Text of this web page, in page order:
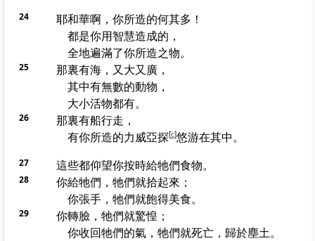
24
耶和華啊，你所造的何其多！
都是你用智慧造成的，
全地遍滿了你所造之物。
25
那裏有海，又大又廣，
其中有無數的動物，
大小活物都有。
26
那裏有船行走，
有你所造的力威亞探[c]悠游在其中。
27 這些都仰望你按時給牠們食物。
28
你給牠們，牠們就拾起來；
你張手，牠們就飽得美食。
29
你轉臉，牠們就驚惶；
你收回牠們的氣，牠們就死亡，歸於塵土。